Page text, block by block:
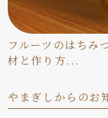
フルーツのはち
材と作り方...
やまぎしからのお